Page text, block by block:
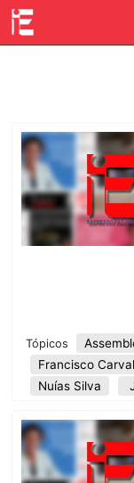
Tópicos
Francisco
Nuías Silva